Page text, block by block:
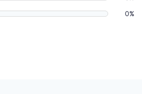
0%